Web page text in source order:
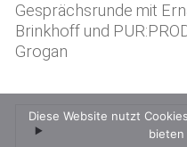
Gesprächsrunde mit
Brinkhoff und
Grogan
Diese Website nutzt
bieten